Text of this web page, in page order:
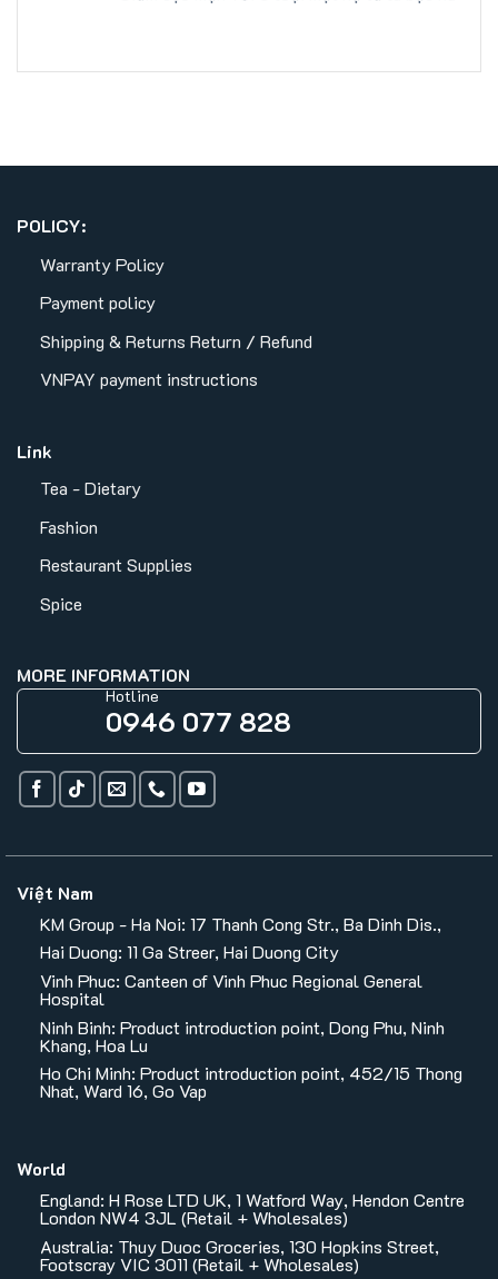
POLICY:
Warranty Policy
Payment policy
Shipping & Returns Return / Refund
VNPAY payment instructions
Link
Tea - Dietary
Fashion
Restaurant Supplies
Spice
MORE INFORMATION
Hotline
0946 077 828
Việt Nam
KM Group - Ha Noi: 17 Thanh Cong Str., Ba Dinh Dis.,
Hai Duong: 11 Ga Streer, Hai Duong City
Vinh Phuc: Canteen of Vinh Phuc Regional General
Hospital
Ninh Binh: Product introduction point, Dong Phu, Ninh
Khang, Hoa Lu
Ho Chi Minh: Product introduction point, 452/15 Thong
Nhat, Ward 16, Go Vap
World
England: H Rose LTD UK, 1 Watford Way, Hendon Centre
London NW4 3JL (Retail + Wholesales)
Australia: Thuy Duoc Groceries, 130 Hopkins Street,
Footscray VIC 3011 (Retail + Wholesales)